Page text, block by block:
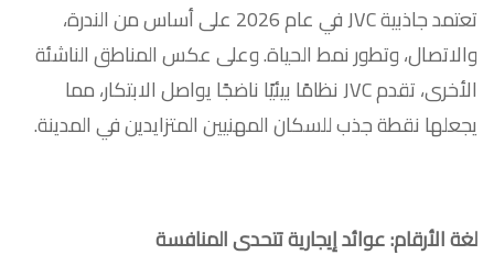
تعتمد جاذبية JVC في عام 2026 على أساس من الندرة،
والاتصال، وتطور نمط الحياة. وعلى عكس المناطق الناشئة
الأخرى، تقدم JVC نظامًا بيئيًا ناضجًا يواصل الابتكار، مما
يجعلها نقطة جذب للسكان المهنيين المتزايدين في المدينة.
لغة الأرقام: عوائد إيجارية تتحدى المنافسة